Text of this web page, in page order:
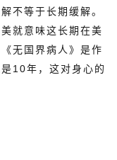
不等于长期缓解。
就意味这长期在美
无国界病人》是作
10年，这对身心的